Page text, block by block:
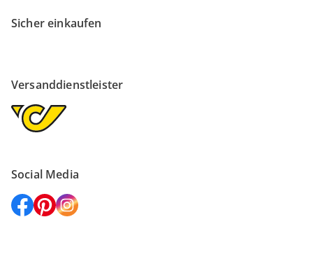
Sicher einkaufen
Versanddienstleister
Social Media